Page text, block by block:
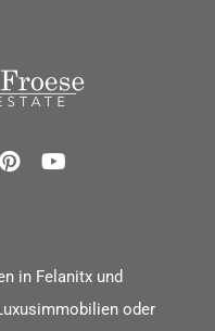
in Felanitx und
oder